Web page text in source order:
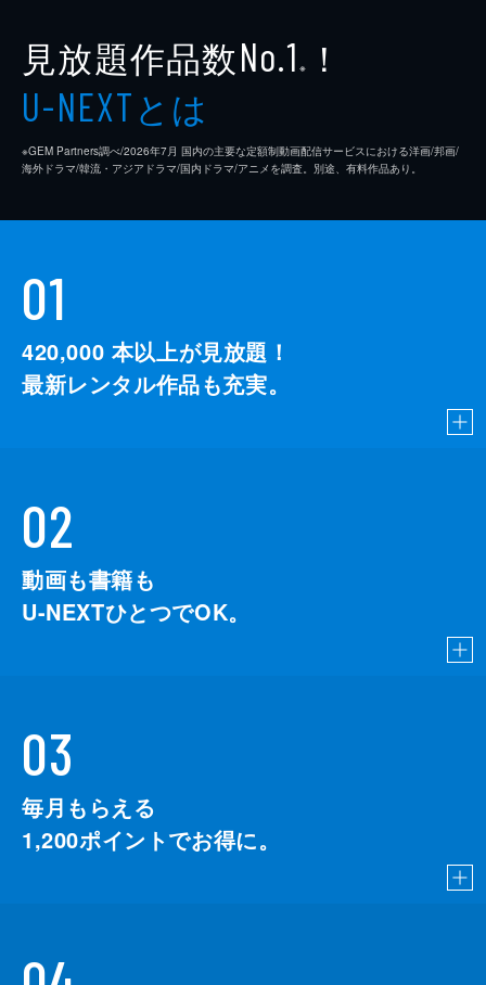
見放題作品数No.1 ※ ！
U-NEXTとは
※GEM Partners調べ/2026年7⽉ 国内の主要な定額制動画配信サービスにおける洋画/邦画/
海外ドラマ/韓流・アジアドラマ/国内ドラマ/アニメを調査。別途、有料作品あり。
01
420,000 本以上が見放題！
最新レンタル作品も充実。
02
動画も書籍も
U-NEXTひとつでOK。
03
毎月もらえる
1,200ポイントでお得に。